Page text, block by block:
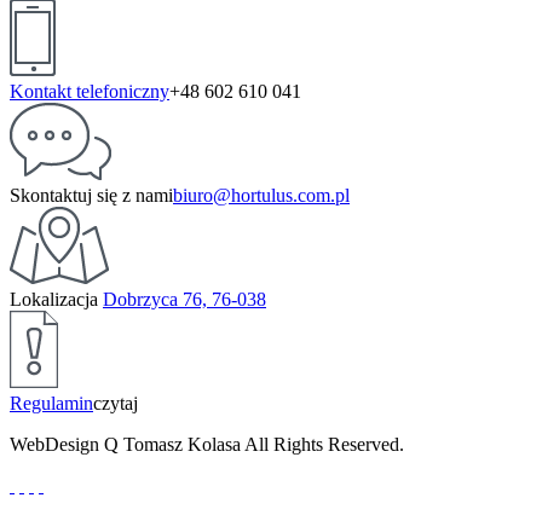
Kontakt telefoniczny+48 602 610 041
Skontaktuj się z namibiuro@hortulus.com.pl
Lokalizacja Dobrzyca 76, 76-038
Regulaminczytaj
WebDesign Q Tomasz Kolasa All Rights Reserved.